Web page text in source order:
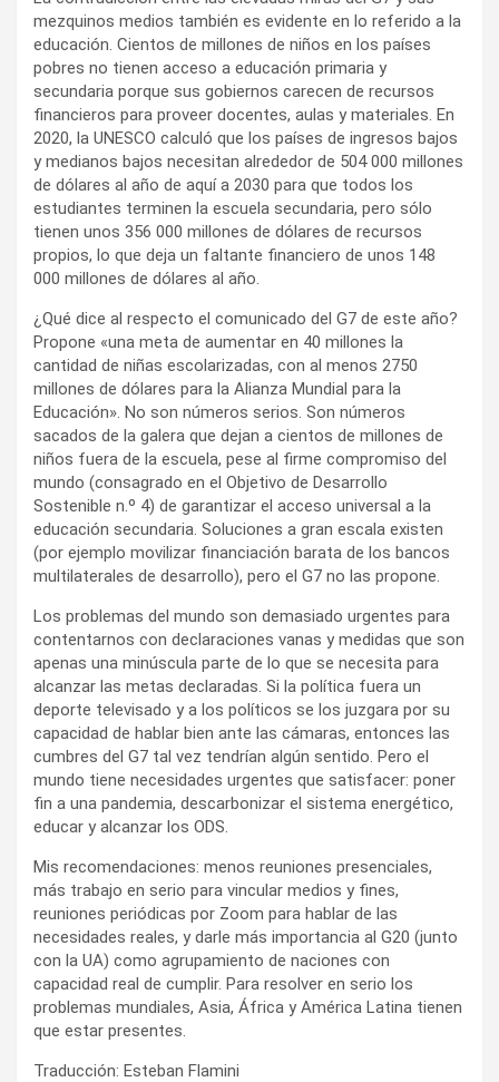
mezquinos medios también es evidente en lo referido a la
educación. Cientos de millones de niños en los países
pobres no tienen acceso a educación primaria y
secundaria porque sus gobiernos carecen de recursos
financieros para proveer docentes, aulas y materiales. En
2020, la UNESCO calculó que los países de ingresos bajos
y medianos bajos necesitan alrededor de 504 000 millones
de dólares al año de aquí a 2030 para que todos los
estudiantes terminen la escuela secundaria, pero sólo
tienen unos 356 000 millones de dólares de recursos
propios, lo que deja un faltante financiero de unos 148
000 millones de dólares al año.
¿Qué dice al respecto el comunicado del G7 de este año?
Propone «una meta de aumentar en 40 millones la
cantidad de niñas escolarizadas, con al menos 2750
millones de dólares para la Alianza Mundial para la
Educación». No son números serios. Son números
sacados de la galera que dejan a cientos de millones de
niños fuera de la escuela, pese al firme compromiso del
mundo (consagrado en el Objetivo de Desarrollo
Sostenible n.º 4) de garantizar el acceso universal a la
educación secundaria. Soluciones a gran escala existen
(por ejemplo movilizar financiación barata de los bancos
multilaterales de desarrollo), pero el G7 no las propone.
Los problemas del mundo son demasiado urgentes para
contentarnos con declaraciones vanas y medidas que son
apenas una minúscula parte de lo que se necesita para
alcanzar las metas declaradas. Si la política fuera un
deporte televisado y a los políticos se los juzgara por su
capacidad de hablar bien ante las cámaras, entonces las
cumbres del G7 tal vez tendrían algún sentido. Pero el
mundo tiene necesidades urgentes que satisfacer: poner
fin a una pandemia, descarbonizar el sistema energético,
educar y alcanzar los ODS.
Mis recomendaciones: menos reuniones presenciales,
más trabajo en serio para vincular medios y fines,
reuniones periódicas por Zoom para hablar de las
necesidades reales, y darle más importancia al G20 (junto
con la UA) como agrupamiento de naciones con
capacidad real de cumplir. Para resolver en serio los
problemas mundiales, Asia, África y América Latina tienen
que estar presentes.
Traducción: Esteban Flamini